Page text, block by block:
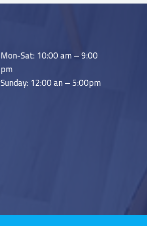
Mon-Sat: 10:00 am – 9:00
pm
Sunday: 12:00 an – 5:00pm